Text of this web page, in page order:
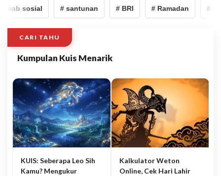
sosial # santunan # BRI # Ramadan #
CARI TAHU
Kumpulan Kuis Menarik
KUIS: Seberapa Leo Sih
Kamu? Mengukur
Kalkulator Weton
Online, Cek Hari Lahir